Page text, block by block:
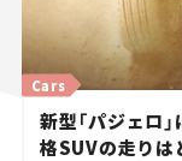
新型「パジェロ
格SUVの走りは
Cars